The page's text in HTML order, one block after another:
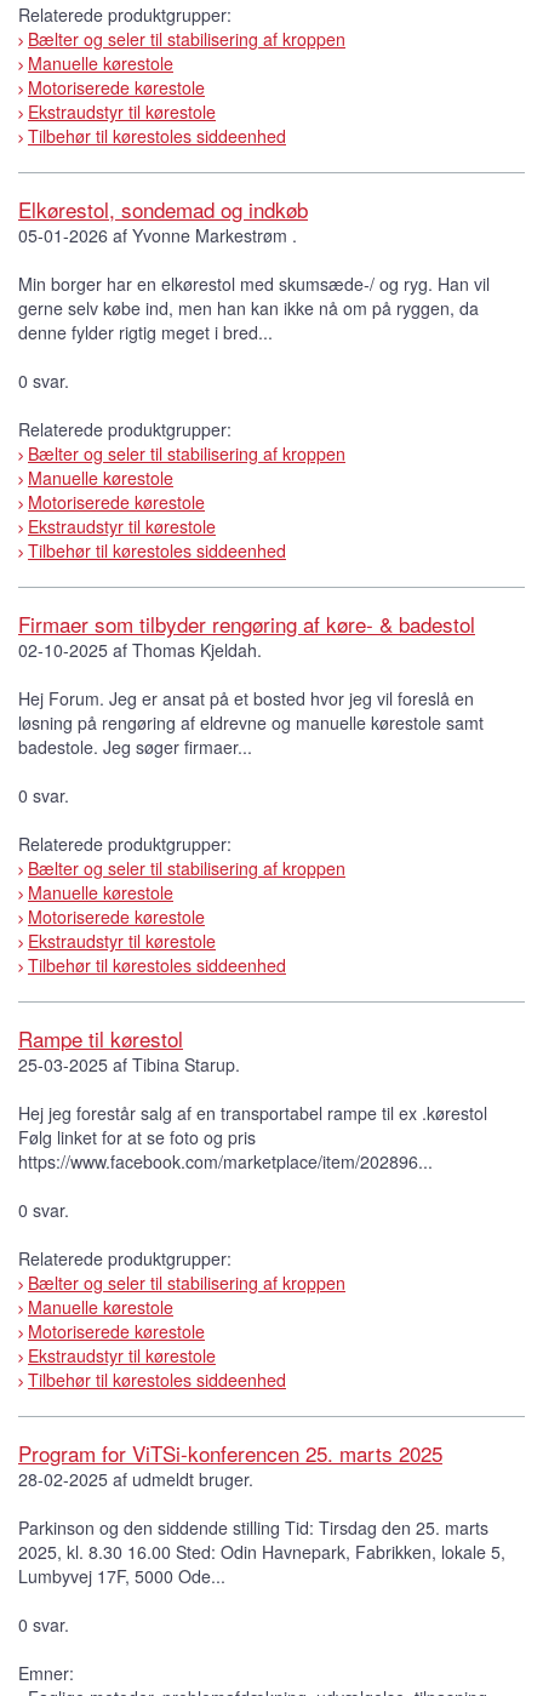
Relaterede produktgrupper:
Bælter og seler til stabilisering af kroppen
Manuelle kørestole
Motoriserede kørestole
Ekstraudstyr til kørestole
Tilbehør til kørestoles siddeenhed
Elkørestol, sondemad og indkøb
05-01-2026 af Yvonne Markestrøm .
Min borger har en elkørestol med skumsæde-/ og ryg. Han vil
gerne selv købe ind, men han kan ikke nå om på ryggen, da
denne fylder rigtig meget i bred...
0 svar.
Relaterede produktgrupper:
Bælter og seler til stabilisering af kroppen
Manuelle kørestole
Motoriserede kørestole
Ekstraudstyr til kørestole
Tilbehør til kørestoles siddeenhed
Firmaer som tilbyder rengøring af køre- & badestol
02-10-2025 af Thomas Kjeldah.
Hej Forum. Jeg er ansat på et bosted hvor jeg vil foreslå en
løsning på rengøring af eldrevne og manuelle kørestole samt
badestole. Jeg søger firmaer...
0 svar.
Relaterede produktgrupper:
Bælter og seler til stabilisering af kroppen
Manuelle kørestole
Motoriserede kørestole
Ekstraudstyr til kørestole
Tilbehør til kørestoles siddeenhed
Rampe til kørestol
25-03-2025 af Tibina Starup.
Hej jeg forestår salg af en transportabel rampe til ex .kørestol
Følg linket for at se foto og pris
https://www.facebook.com/marketplace/item/202896...
0 svar.
Relaterede produktgrupper:
Bælter og seler til stabilisering af kroppen
Manuelle kørestole
Motoriserede kørestole
Ekstraudstyr til kørestole
Tilbehør til kørestoles siddeenhed
Program for ViTSi-konferencen 25. marts 2025
28-02-2025 af udmeldt bruger.
Parkinson og den siddende stilling Tid: Tirsdag den 25. marts
2025, kl. 8.30 16.00 Sted: Odin Havnepark, Fabrikken, lokale 5,
Lumbyvej 17F, 5000 Ode...
0 svar.
Emner: